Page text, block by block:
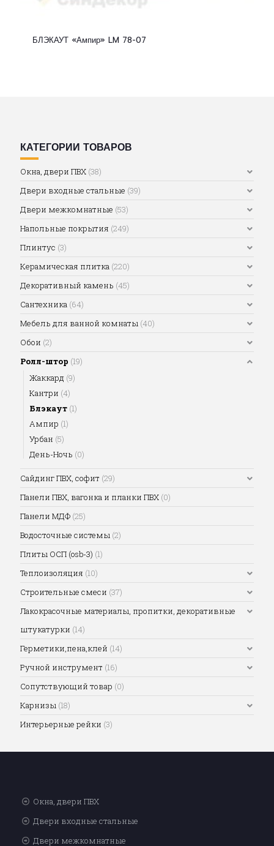
БЛЭКАУТ «Ампир» LM 78-07
КАТЕГОРИИ ТОВАРОВ
Окна, двери ПВХ (38)
Двери входные стальные (39)
Двери межкомнатные (53)
Напольные покрытия (249)
Плинтус (3)
Керамическая плитка (220)
Декоративный камень (45)
Сантехника (64)
Мебель для ванной комнаты (40)
Обои (2)
Ролл-штор (19)
Жаккард (9)
Кантри (4)
Блэкаут (1)
Ампир (1)
Урбан (5)
День-Ночь (0)
Сайдинг ПВХ, софит (29)
Панели ПВХ, вагонка и планки ПВХ (0)
Панели МДФ (25)
Водосточные системы (2)
Плиты ОСП (osb-3) (1)
Теплоизоляция (10)
Строительные смеси (37)
Лакокрасочные материалы, пропитки, декоративные
штукатурки (14)
Герметики,пена,клей (14)
Ручной инструмент (16)
Сопутствующий товар (0)
Карнизы (18)
Интерьерные рейки (3)
Окна, двери ПВХ
Двери входные стальные
Двери межкомнатные